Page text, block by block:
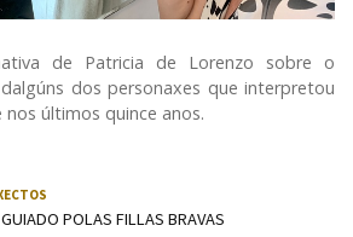
de Patricia de Lorenzo sobre o
dos personaxes que interpretou
nos últimos quince anos.
POLAS FILLAS BRAVAS